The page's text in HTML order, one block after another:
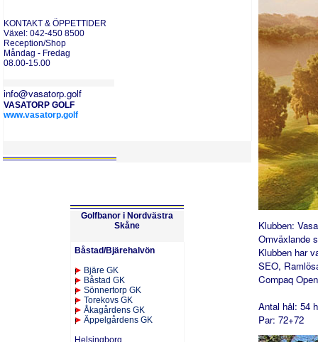
KONTAKT & ÖPPETTIDER
Växel: 042-450 8500
Reception/Shop
Måndag - Fredag
08.00-15.00
info@vasatorp.golf
VASATORP GOLF
www.vasatorp.golf
Golfbanor i Nordvästra
Skåne
Båstad/Bjärehalvön
Bjäre GK
Båstad GK
Sönnertorp GK
Torekovs GK
Åkagårdens GK
Äppelgårdens GK
Klubben:
Omväxlande
Klubben har
SEO,
Compaq
Antal hål: 54
Par: 72+72